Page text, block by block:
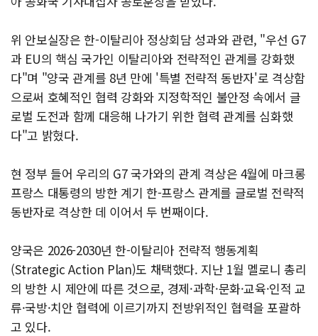
위 안보실장은 한-이탈리아 정상회담 성과와 관련, "우선 G7
과 EU의 핵심 국가인 이탈리아와 전략적인 관계를 강화했
다"며 "양국 관계를 8년 만에 '특별 전략적 동반자'로 격상함
으로써 호혜적인 협력 강화와 지정학적인 불안정 속에서 글
로벌 도전과 함께 대응해 나가기 위한 협력 관계를 심화했
다"고 밝혔다.
현 정부 들어 우리의 G7 국가와의 관계 격상은 4월에 마크롱
프랑스 대통령의 방한 계기 한-프랑스 관계를 글로벌 전략적
동반자로 격상한 데 이어서 두 번째이다.
양국은 2026-2030년 한-이탈리아 전략적 행동계획
(Strategic Action Plan)도 채택했다. 지난 1월 멜로니 총리
의 방한 시 제안에 따른 것으로, 경제·과학·문화·교육·인적 교
류·국방·치안 협력에 이르기까지 전방위적인 협력을 포괄하
고 있다.